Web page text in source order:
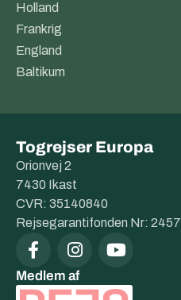
Holland
Frankrig
England
Baltikum
Togrejser Europa
Orionvej 2
7430 Ikast
CVR: 35140840
Rejsegarantifonden Nr: 2457
Medlem af